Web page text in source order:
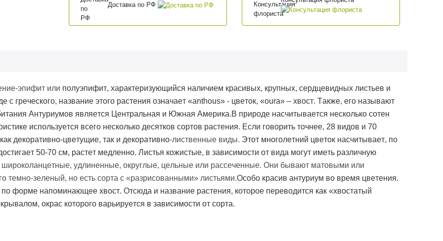
Доставка по РФ
эпифит или полуэпифит, характеризующийся наличием красивых, крупных, сердцевидных листьев и
греческого, название этого растения означает «anthous» - цветок, «oura» – хвост. Также, его называют
Антуриумов является Центральная и Южная Америка.В природе насчитывается несколько сотен
используется всего несколько десятков сортов растения. Если говорить точнее, 28 видов и 70
декоративно-цветущие, так и декоративно-лиственные виды. Этот многолетний цветок насчитывает, по
50-70 см, растет медленно. Листья кожистые, в зависимости от вида могут иметь различную
удлиненные, округлые, цельные или рассеченные. Они бывают матовыми или
темно-зеленый, но есть сорта с «разрисованными» листьями.Особо красив антуриум во время цветения.
форме напоминающее хвост. Отсюда и название растения, которое переводится как «хвостатый
окрас которого варьируется в зависимости от сорта.